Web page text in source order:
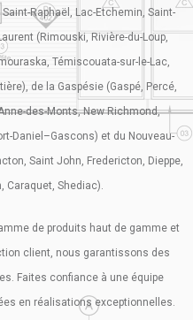
Raphaël, Lac-Etchemin, Saint-
(Rimouski, Rivière-du-Loup,
Témiscouata-sur-le-Lac,
de la Gaspésie (Gaspé, Percé,
des-Monts, New Richmond,
Daniel–Gascons) et du Nouveau-
Saint John, Fredericton, Dieppe,
Caraquet, Shediac).
de produits haut de gamme et
client, nous garantissons des
Faites confiance à une équipe
en réalisations exceptionnelles.